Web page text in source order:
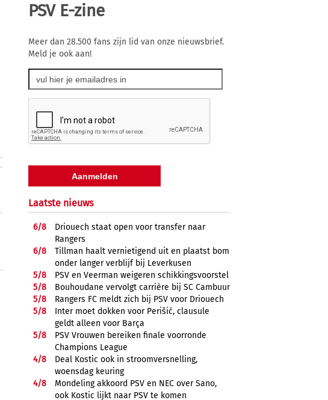
PSV E-zine
Meer dan 28.500 fans zijn lid van onze nieuwsbrief.
Meld je ook aan!
Laatste nieuws
6/8
Driouech staat open voor transfer naar
Rangers
6/8
Tillman haalt vernietigend uit en plaatst bom
onder langer verblijf bij Leverkusen
5/8
PSV en Veerman weigeren schikkingsvoorstel
5/8
Bouhoudane vervolgt carrière bij SC Cambuur
5/8
Rangers FC meldt zich bij PSV voor Driouech
5/8
Inter moet dokken voor Perišić, clausule
geldt alleen voor Barça
5/8
PSV Vrouwen bereiken finale voorronde
Champions League
4/8
Deal Kostic ook in stroomversnelling,
woensdag keuring
4/8
Mondeling akkoord PSV en NEC over Sano,
ook Kostic lijkt naar PSV te komen